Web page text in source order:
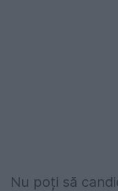
Nu poți să